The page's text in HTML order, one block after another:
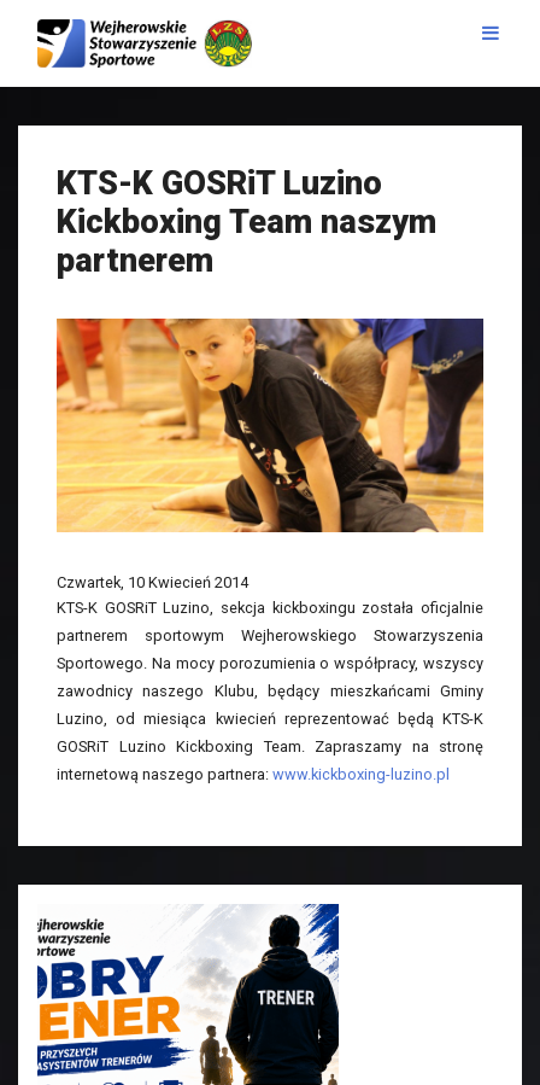
KTS-K GOSRiT Luzino
Kickboxing Team naszym
partnerem
Czwartek, 10 Kwiecień 2014
KTS-K GOSRiT Luzino, sekcja kickboxingu została oficjalnie
partnerem sportowym Wejherowskiego Stowarzyszenia
Sportowego. Na mocy porozumienia o współpracy, wszyscy
zawodnicy naszego Klubu, będący mieszkańcami Gminy
Luzino, od miesiąca kwiecień reprezentować będą KTS-K
GOSRiT Luzino Kickboxing Team. Zapraszamy na stronę
internetową naszego partnera: www.kickboxing-luzino.pl